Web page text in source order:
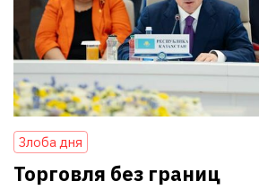
Злоба дня
Торговля без границ